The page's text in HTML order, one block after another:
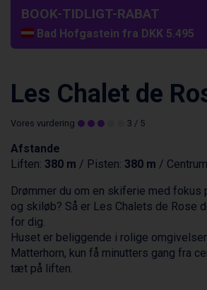
BOOK-TIDLIGT-RABAT
Bad Hofgastein fra DKK 5.495
Champoluc fra DKK 3.795
Fieberbrunn fra DKK 6.145
Wagrain fra DKK 4.645
St. Anton fra DKK 7.245
Zell am See fra DKK 4.095
Canazei fra DKK 4.745
Livigno fra DKK 4.145
Ponte di Legno fra DKK 4.745
Bad Gastein fra DKK 4.195
Alleghe fra DKK 5.595
Arabba fra DKK 7.045
Sauze dOulx fra DKK 4.045
La Thuile fra DKK 4.595
Les Chalet de
Vores vurdering 3 / 5
Afstande
Liften: 380 m / Pisten: 380 m /
Drømmer du om en skiferie med fokus
og skiløb? Så er Les Chalets de Rose
for dig.
Huset er beliggende i rolige
Matterhorn, kun få minutters gang fra
tæt på liften.